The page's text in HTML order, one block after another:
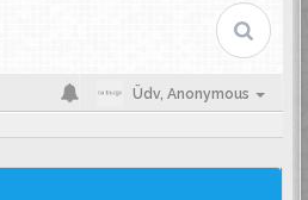
Üdv, Anonymous